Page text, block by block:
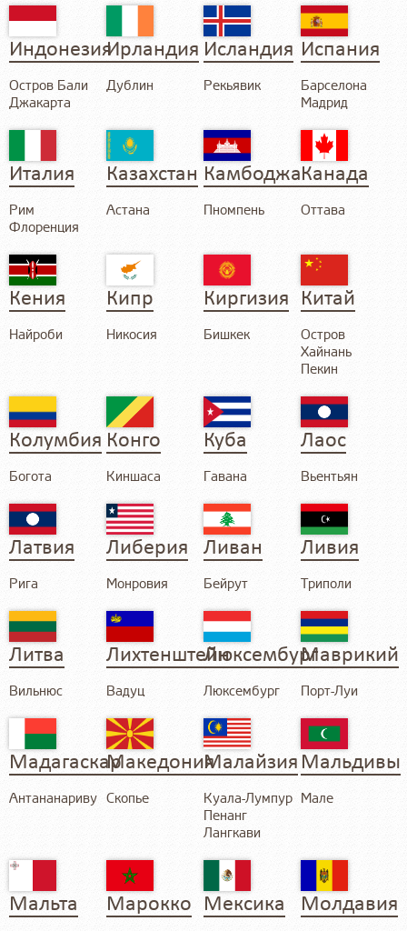
Индонезия
Остров Бали
Джакарта
Ирландия
Дублин
Исландия
Рекьявик
Испания
Барселона
Мадрид
Италия
Рим
Флоренция
Казахстан
Астана
Камбоджа
Пномпень
Канада
Оттава
Кения
Найроби
Кипр
Никосия
Киргизия
Бишкек
Китай
Остров
Хайнань
Пекин
Колумбия
Богота
Конго
Киншаса
Куба
Гавана
Лаос
Вьентьян
Латвия
Рига
Либерия
Монровия
Ливан
Бейрут
Ливия
Триполи
Литва
Вильнюс
Лихтенштейн
Вадуц
Люксембург
Люксембург
Маврикий
Порт-Луи
Мадагаскар
Антананариву
Македония
Скопье
Малайзия
Куала-Лумпур
Пенанг
Лангкави
Мальдивы
Мале
Мальта Марокко Мексика Молдавия